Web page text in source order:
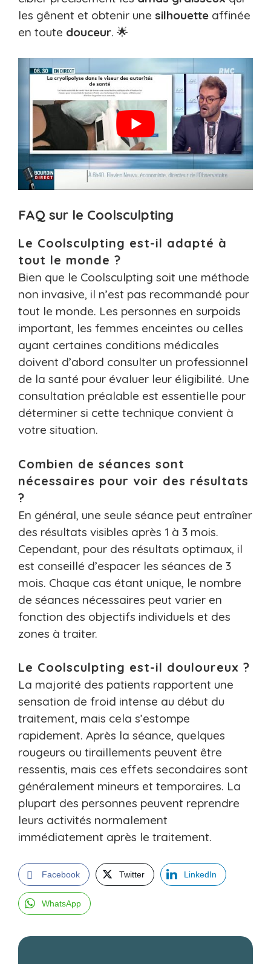
les gênent et obtenir une silhouette affinée
en toute douceur. 🌟
FAQ sur le Coolsculpting
Le Coolsculpting est-il adapté à
tout le monde ?
Bien que le Coolsculpting soit une méthode
non invasive, il n’est pas recommandé pour
tout le monde. Les personnes en surpoids
important, les femmes enceintes ou celles
ayant certaines conditions médicales
doivent d’abord consulter un professionnel
de la santé pour évaluer leur éligibilité. Une
consultation préalable est essentielle pour
déterminer si cette technique convient à
votre situation.
Combien de séances sont
nécessaires pour voir des résultats
?
En général, une seule séance peut entraîner
des résultats visibles après 1 à 3 mois.
Cependant, pour des résultats optimaux, il
est conseillé d’espacer les séances de 3
mois. Chaque cas étant unique, le nombre
de séances nécessaires peut varier en
fonction des objectifs individuels et des
zones à traiter.
Le Coolsculpting est-il douloureux ?
La majorité des patients rapportent une
sensation de froid intense au début du
traitement, mais cela s’estompe
rapidement. Après la séance, quelques
rougeurs ou tiraillements peuvent être
ressentis, mais ces effets secondaires sont
généralement mineurs et temporaires. La
plupart des personnes peuvent reprendre
leurs activités normalement
immédiatement après le traitement.
Facebook Twitter LinkedIn
WhatsApp